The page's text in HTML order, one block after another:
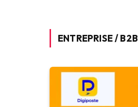
ENTREPRISE / B2B